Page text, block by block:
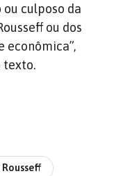
culposo da
ou dos
econômica”,
texto.
Rousseff